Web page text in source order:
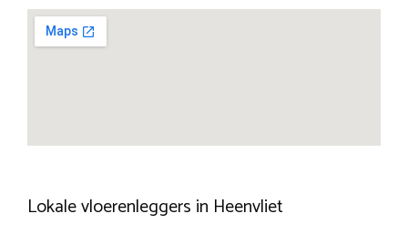
Lokale vloerenleggers in Heenvliet